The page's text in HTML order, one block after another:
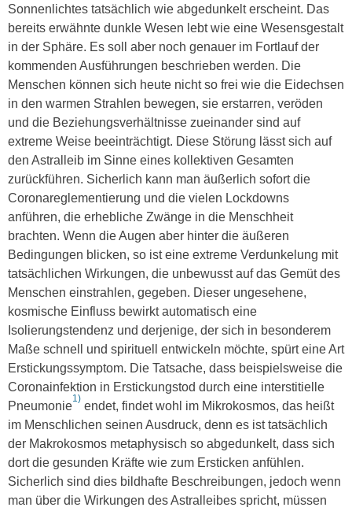
Sonnenlichtes tatsächlich wie abgedunkelt erscheint. Das
bereits erwähnte dunkle Wesen lebt wie eine Wesensgestalt
in der Sphäre. Es soll aber noch genauer im Fortlauf der
kommenden Ausführungen beschrieben werden. Die
Menschen können sich heute nicht so frei wie die Eidechsen
in den warmen Strahlen bewegen, sie erstarren, veröden
und die Beziehungsverhältnisse zueinander sind auf
extreme Weise beeinträchtigt. Diese Störung lässt sich auf
den Astralleib im Sinne eines kollektiven Gesamten
zurückführen. Sicherlich kann man äußerlich sofort die
Coronareglementierung und die vielen Lockdowns
anführen, die erhebliche Zwänge in die Menschheit
brachten. Wenn die Augen aber hinter die äußeren
Bedingungen blicken, so ist eine extreme Verdunkelung mit
tatsächlichen Wirkungen, die unbewusst auf das Gemüt des
Menschen einstrahlen, gegeben. Dieser ungesehene,
kosmische Einfluss bewirkt automatisch eine
Isolierungstendenz und derjenige, der sich in besonderem
Maße schnell und spirituell entwickeln möchte, spürt eine Art
Erstickungssymptom. Die Tatsache, dass beispielsweise die
Coronainfektion in Erstickungstod durch eine interstitielle
Pneumonie
1)
endet, findet wohl im Mikrokosmos, das heißt
im Menschlichen seinen Ausdruck, denn es ist tatsächlich
der Makrokosmos metaphysisch so abgedunkelt, dass sich
dort die gesunden Kräfte wie zum Ersticken anfühlen.
Sicherlich sind dies bildhafte Beschreibungen, jedoch wenn
man über die Wirkungen des Astralleibes spricht, müssen